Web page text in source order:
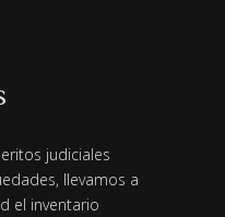
judiciales
llevamos a
el inventario